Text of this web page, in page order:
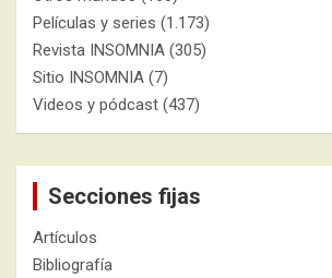
Películas y series (1.173)
Revista INSOMNIA (305)
Sitio INSOMNIA (7)
Videos y pódcast (437)
Secciones fijas
Artículos
Bibliografía